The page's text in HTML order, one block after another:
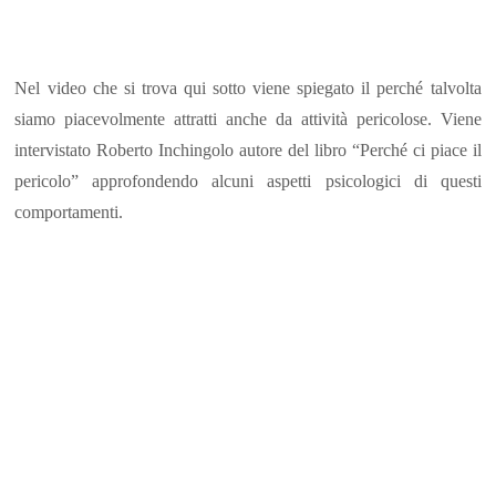
Nel video che si trova qui sotto viene spiegato il perché talvolta
siamo piacevolmente attratti anche da attività pericolose. Viene
intervistato Roberto Inchingolo autore del libro “Perché ci piace il
pericolo” approfondendo alcuni aspetti psicologici di questi
comportamenti.